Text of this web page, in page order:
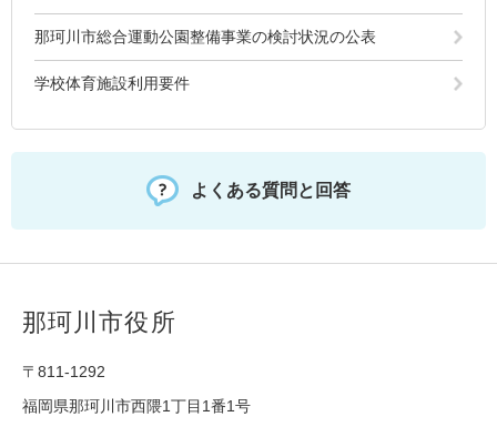
那珂川市総合運動公園整備事業の検討状況の公表
学校体育施設利用要件
よくある質問と回答
那珂川市役所
〒811-1292
福岡県那珂川市西隈1丁目1番1号